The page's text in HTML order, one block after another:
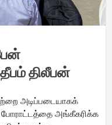
திலீபன்
அடிப்படையாகக்
அங்கீகரிக்க